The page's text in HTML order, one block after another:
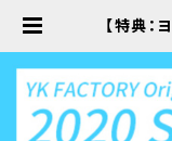
【特典：